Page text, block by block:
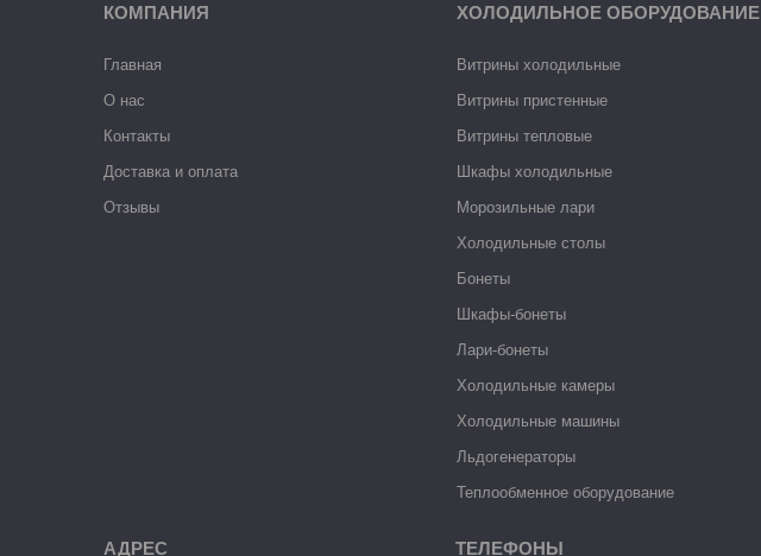
КОМПАНИЯ
Главная
О нас
Контакты
Доставка и оплата
Отзывы
ХОЛОДИЛЬНОЕ ОБОРУДОВАНИЕ
Витрины холодильные
Витрины пристенные
Витрины тепловые
Шкафы холодильные
Морозильные лари
Холодильные столы
Бонеты
Шкафы-бонеты
Лари-бонеты
Холодильные камеры
Холодильные машины
Льдогенераторы
Теплообменное оборудование